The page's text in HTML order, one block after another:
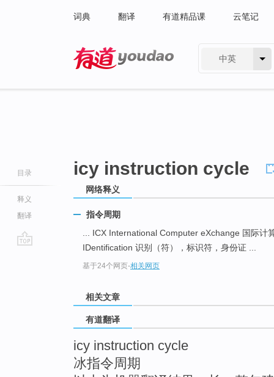
词典 翻译 有道精品课 云笔记
中英
目录
释义
翻译
icy instruction cycle
网络释义
指令周期
... ICX International Computer eXchange 国际计
IDentification 识别（符），标识符，身份证 ...
基于24个网页-相关网页
相关文章
有道翻译
icy instruction cycle
冰指令周期